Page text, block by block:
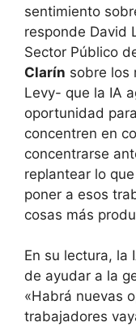
sentimiento
responde David
Sector Público
Clarín sobre los
Levy- que la IA
oportunidad
concentren en
concentrarse
replantear lo
poner a esos
cosas más
En su lectura, la
de ayudar a la
«Habrá nuevas
trabajadores